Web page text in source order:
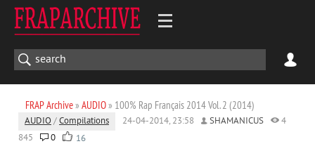
FRAP Archive» AUDIO» 100% Rap Français 2014 Vol. 2 (2014)
AUDIO /Compilations 24-04-2014, 23:58 SHAMANICUS
4
845
0 16